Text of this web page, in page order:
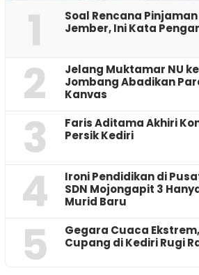
1
‎Soal Rencana
Jember, Ini Kata
2
Jelang Muktamar NU
Jombang Abadikan
Kanvas
3
Faris Aditama Akhiri
Persik Kediri
4
Ironi Pendidikan di
SDN Mojongapit 3
Murid Baru
5
‎Gegara Cuaca
Cupang di Kediri Rugi